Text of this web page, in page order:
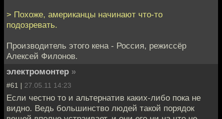
> Похоже, американцы начинают что-то
подозревать.
Производитель этого кена - Россия, режиссёр
Алексей Филонов.
электромонтер »
#61 | 27.05.11 14:23
Если честно то и альтернатив каких-либо пока не
видно. Ведь большинство людей такой порядок